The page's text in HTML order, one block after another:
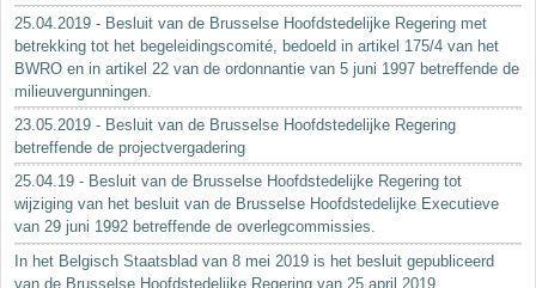
25.04.2019 - Besluit van de Brusselse Hoofdstedelijke Regering met
betrekking tot het begeleidingscomité, bedoeld in artikel 175/4 van het
BWRO en in artikel 22 van de ordonnantie van 5 juni 1997 betreffende de
milieuvergunningen.
23.05.2019 - Besluit van de Brusselse Hoofdstedelijke Regering
betreffende de projectvergadering
25.04.19 - Besluit van de Brusselse Hoofdstedelijke Regering tot
wijziging van het besluit van de Brusselse Hoofdstedelijke Executieve
van 29 juni 1992 betreffende de overlegcommissies.
In het Belgisch Staatsblad van 8 mei 2019 is het besluit gepubliceerd
van de Brusselse Hoofdstedelijke Regering van 25 april 2019...